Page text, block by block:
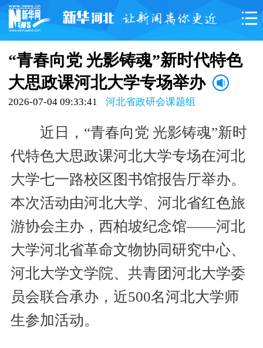
“青春向党 光影铸魂”新时代特色
大思政课河北大学专场举办
2026-07-04 09:33:41 河北省政研会课题组
近日，“青春向党 光影铸魂”新时
代特色大思政课河北大学专场在河北
大学七一路校区图书馆报告厅举办。
本次活动由河北大学、河北省红色旅
游协会主办，西柏坡纪念馆——河北
大学河北省革命文物协同研究中心、
河北大学文学院、共青团河北大学委
员会联合承办，近500名河北大学师
生参加活动。